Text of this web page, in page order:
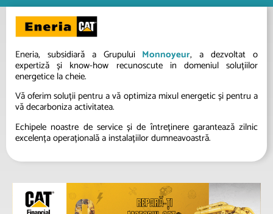
Eneria, subsidiară a Grupului Monnoyeur, a dezvoltat o
expertiză și know-how recunoscute in domeniul soluțiilor
energetice la cheie.
Vă oferim soluții pentru a vă optimiza mixul energetic și pentru a
vă decarboniza activitatea.
Echipele noastre de service și de întreținere garantează zilnic
excelența operațională a instalațiilor dumneavoastră.